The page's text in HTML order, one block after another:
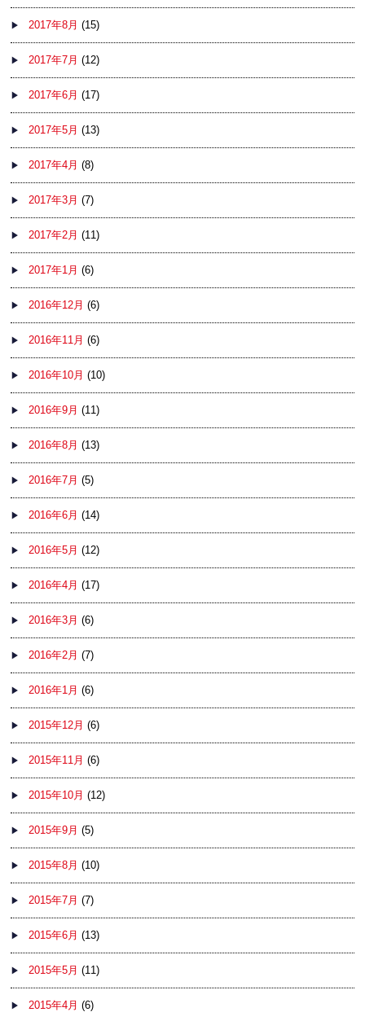
2017年8月 (15)
2017年7月 (12)
2017年6月 (17)
2017年5月 (13)
2017年4月 (8)
2017年3月 (7)
2017年2月 (11)
2017年1月 (6)
2016年12月 (6)
2016年11月 (6)
2016年10月 (10)
2016年9月 (11)
2016年8月 (13)
2016年7月 (5)
2016年6月 (14)
2016年5月 (12)
2016年4月 (17)
2016年3月 (6)
2016年2月 (7)
2016年1月 (6)
2015年12月 (6)
2015年11月 (6)
2015年10月 (12)
2015年9月 (5)
2015年8月 (10)
2015年7月 (7)
2015年6月 (13)
2015年5月 (11)
2015年4月 (6)